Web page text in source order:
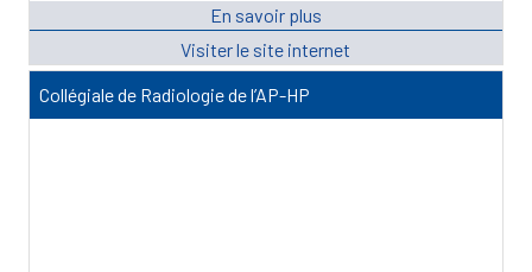
Collégiale de Radiologie de l’AP-HP